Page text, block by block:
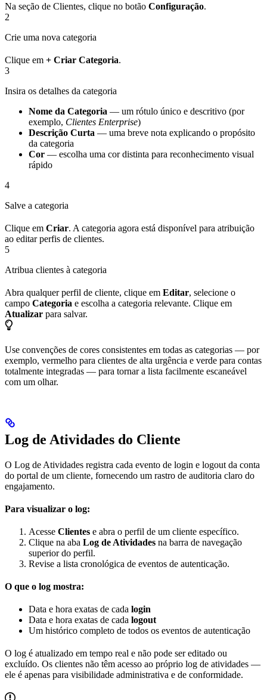
Na seção de Clientes, clique no botão Configuração.
2
Crie uma nova categoria
Clique em + Criar Categoria.
3
Insira os detalhes da categoria
Nome da Categoria — um rótulo único e descritivo (por
exemplo, Clientes Enterprise)
Descrição Curta — uma breve nota explicando o propósito
da categoria
Cor — escolha uma cor distinta para reconhecimento visual
rápido
4
Salve a categoria
Clique em Criar. A categoria agora está disponível para atribuição
ao editar perfis de clientes.
5
Atribua clientes à categoria
Abra qualquer perfil de cliente, clique em Editar, selecione o
campo Categoria e escolha a categoria relevante. Clique em
Atualizar para salvar.
Use convenções de cores consistentes em todas as categorias — por
exemplo, vermelho para clientes de alta urgência e verde para contas
totalmente integradas — para tornar a lista facilmente escaneável
com um olhar.
Log de Atividades do Cliente
O Log de Atividades registra cada evento de login e logout da conta
do portal de um cliente, fornecendo um rastro de auditoria claro do
engajamento.
Para visualizar o log:
Acesse Clientes e abra o perfil de um cliente específico.
Clique na aba Log de Atividades na barra de navegação
superior do perfil.
Revise a lista cronológica de eventos de autenticação.
O que o log mostra:
Data e hora exatas de cada login
Data e hora exatas de cada logout
Um histórico completo de todos os eventos de autenticação
O log é atualizado em tempo real e não pode ser editado ou
excluído. Os clientes não têm acesso ao próprio log de atividades —
ele é apenas para visibilidade administrativa e de conformidade.